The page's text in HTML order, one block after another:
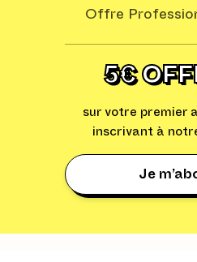
Offre
5€
sur votre premier
inscrivant à
Je